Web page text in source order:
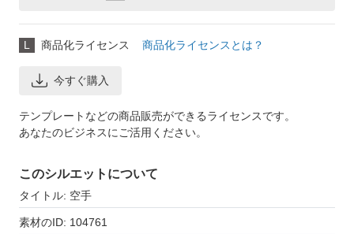
L 商品化ライセンス 商品化ライセンスとは？
今すぐ購入
テンプレートなどの商品販売ができるライセンスです。
あなたのビジネスにご活用ください。
このシルエットについて
タイトル: 空手
素材のID: 104761